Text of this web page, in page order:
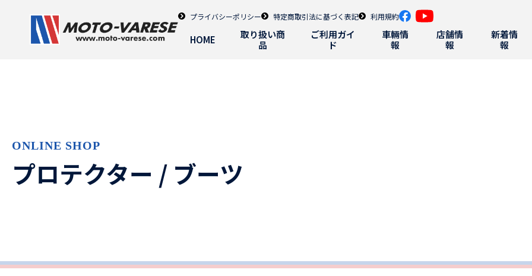
プライバシーポリシー 特定商取引法に基づく表記 利用規約
HOME
取り扱い商
品
ご利用ガイ
ド
車輛情
報
店舗情
報
新着情
報
ONLINE SHOP
プロテクター / ブーツ